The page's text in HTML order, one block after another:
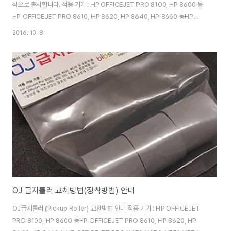
식으로 출시합니다. 적용 기기 : HP OFFICEJET PRO 8100, HP 8600 등
HP OFFICEJET PRO 8610, HP 8620, HP 8640, HP 8660 등HP
OFFICEJET PRO X451, X476, X551, X576 등기타 위 기종의 파생모델
HP 8100과 HP 8600이라고 생각합니다.해당 장비를 오래 사용하고자 급지
롤러를 찾았지만, 썩 맘에 들지 아니하였고, 급기야 제작할 결심을 하게 되었습
니다.급지롤러 제작에 대한 생각은 3년전부터 했었지만, 쉽지 않은 길이었습니
다.열심히 수소문하여 국내 최고..
2016. 10. 8.
OJ 급지롤러 교체방법(장착방법) 안내
OJ급지롤러 (Pickup Roller) 교환방법 안내 적용 기기 : HP OFFICEJET
PRO 8100, HP 8600 등HP OFFICEJET PRO 8610, HP 8620, HP